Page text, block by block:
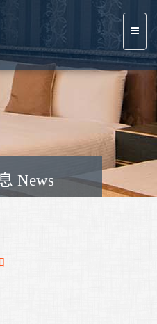
News